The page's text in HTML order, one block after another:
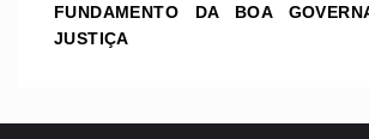
FUNDAMENTO DA BOA
JUSTIÇA